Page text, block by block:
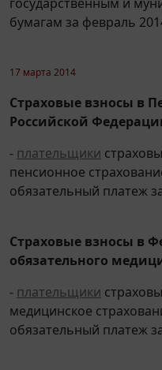
бумагам за февраль
17 марта 2014
Страховые взносы в
Российской
- плательщики
пенсионное
обязательный платеж
Страховые взносы в
обязательного
- плательщики
медицинское
обязательный платеж